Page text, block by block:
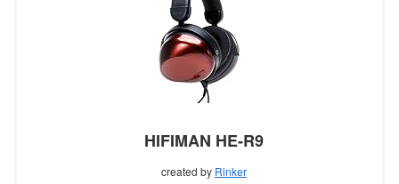
HIFIMAN HE-R9
created by Rinker